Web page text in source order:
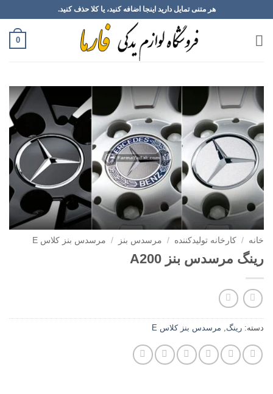
to
content
هر متنی تمایل دارید اینجا اضافه کنید، یا کلا حذف کنید.
0
خانه / کارخانه تولیدکننده / مرسدس بنز / مرسدس بنز کلاس E
رینگ مرسدس بنز A200
دسته: رینگ مرسدس بنز کلاس E